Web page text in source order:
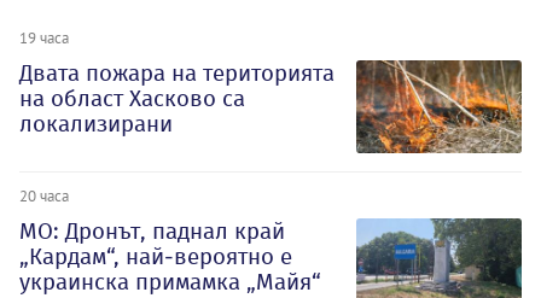
19 часа
Двата пожара на територията
на област Хасково са
локализирани
20 часа
МО: Дронът, паднал край
„Кардам“, най-вероятно е
украинска примамка „Майя“